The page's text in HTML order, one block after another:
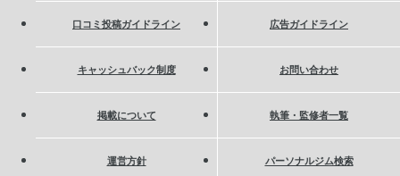
口コミ投稿ガイドライン 広告ガイドライン
キャッシュバック制度 お問い合わせ
掲載について 執筆・監修者一覧
運営方針 パーソナルジム検索